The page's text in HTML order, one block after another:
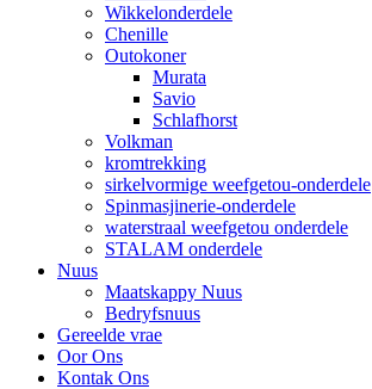
Wikkelonderdele
Chenille
Outokoner
Murata
Savio
Schlafhorst
Volkman
kromtrekking
sirkelvormige weefgetou-onderdele
Spinmasjinerie-onderdele
waterstraal weefgetou onderdele
STALAM onderdele
Nuus
Maatskappy Nuus
Bedryfsnuus
Gereelde vrae
Oor Ons
Kontak Ons